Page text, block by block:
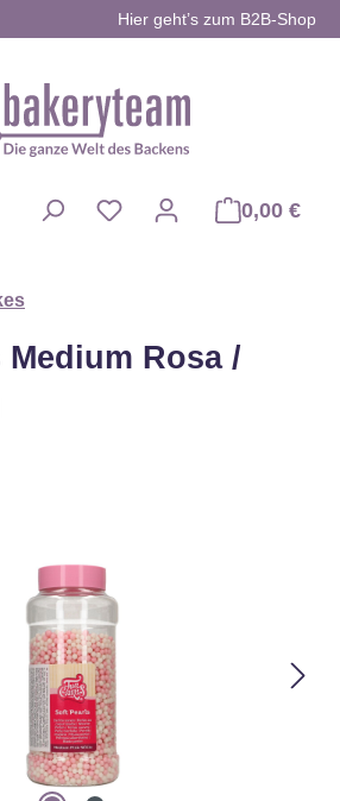
Hier geht’s zum B2B-Shop
0,00 €
Rosa /